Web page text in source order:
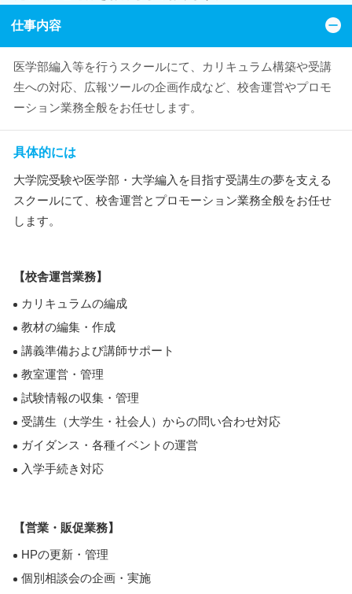
仕事内容
医学部編入等を行うスクールにて、カリキュラム構築や受講
生への対応、広報ツールの企画作成など、校舎運営やプロモ
ーション業務全般をお任せします。
具体的には
大学院受験や医学部・大学編入を目指す受講生の夢を支える
スクールにて、校舎運営とプロモーション業務全般をお任せ
します。
【校舎運営業務】
カリキュラムの編成
教材の編集・作成
講義準備および講師サポート
教室運営・管理
試験情報の収集・管理
受講生（大学生・社会人）からの問い合わせ対応
ガイダンス・各種イベントの運営
入学手続き対応
【営業・販促業務】
HPの更新・管理
個別相談会の企画・実施